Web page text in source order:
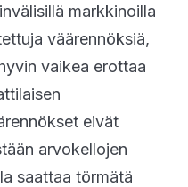
markkinoilla
väärennöksiä,
vaikea erottaa
eivät
arvokellojen
saattaa törmätä